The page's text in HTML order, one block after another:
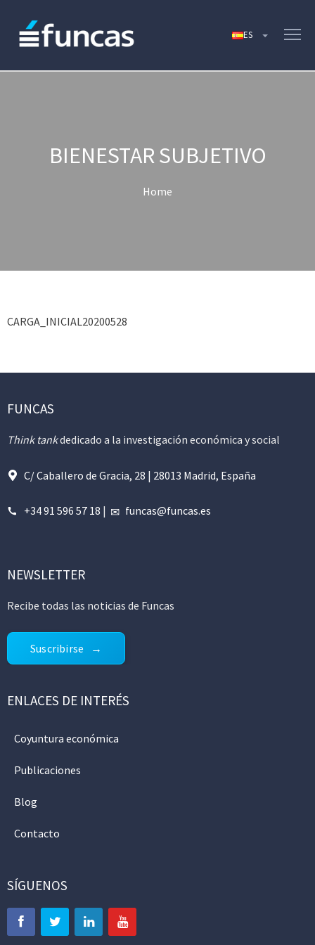
BIENESTAR SUBJETIVO
Home
CARGA_INICIAL20200528
FUNCAS
Think tankdedicado a la investigación económica y social
C/ Caballero de Gracia, 28 | 28013 Madrid, España
+34 91 596 57 18 | funcas@funcas.es
NEWSLETTER
Recibe todas las noticias de Funcas
Suscribirse
ENLACES DE INTERÉS
Coyuntura económica
Publicaciones
Blog
Contacto
SÍGUENOS